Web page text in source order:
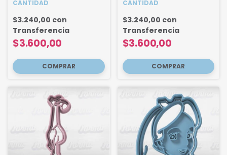
CANTIDAD
$3.600,00
$3.240,00 con
Transferencia
CANTIDAD
$3.600,00
$3.240,00 con
Transferencia